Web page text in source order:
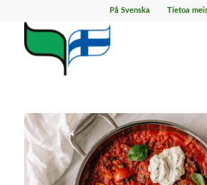
På Svenska Tietoa